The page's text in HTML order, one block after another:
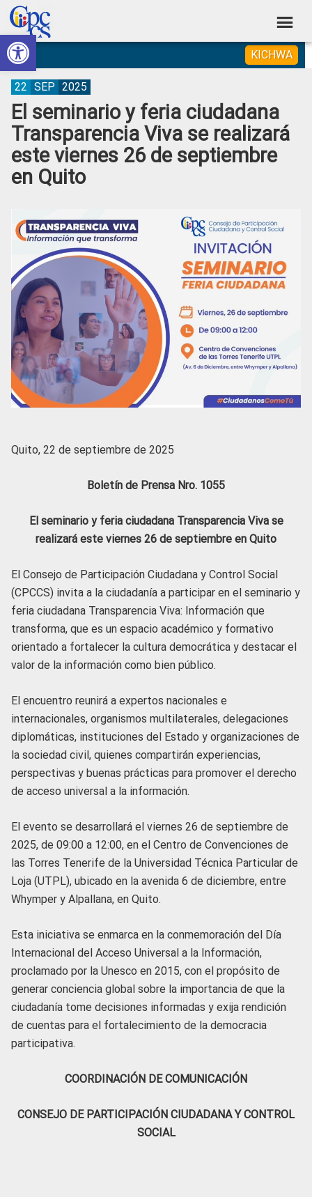
Abrir barra de herramientas
Skip
to
primary
navigation
Skip
to
main
content
Skip
to
primary
sidebar
Skip
to
footer
Consejo
de
Participación
Ciudadana
Control
Social
Construyendo
Poder
Ciudadano
KICHWA
El seminario y feria ciudadana
Transparencia Viva se realizará
este viernes 26 de septiembre
en Quito
22 SEP 2025
Quito, 22 de septiembre de 2025
Boletín de Prensa Nro. 1055
El seminario y feria ciudadana Transparencia Viva se
realizará este viernes 26 de septiembre en Quito
El Consejo de Participación Ciudadana y Control Social
(CPCCS) invita a la ciudadanía a participar en el seminario y
feria ciudadana Transparencia Viva: Información que
transforma, que es un espacio académico y formativo
orientado a fortalecer la cultura democrática y destacar el
valor de la información como bien público.
El encuentro reunirá a expertos nacionales e
internacionales, organismos multilaterales, delegaciones
diplomáticas, instituciones del Estado y organizaciones de
la sociedad civil, quienes compartirán experiencias,
perspectivas y buenas prácticas para promover el derecho
de acceso universal a la información.
El evento se desarrollará el viernes 26 de septiembre de
2025, de 09:00 a 12:00, en el Centro de Convenciones de
las Torres Tenerife de la Universidad Técnica Particular de
Loja (UTPL), ubicado en la avenida 6 de diciembre, entre
Whymper y Alpallana, en Quito.
Esta iniciativa se enmarca en la conmemoración del Día
Internacional del Acceso Universal a la Información,
proclamado por la Unesco en 2015, con el propósito de
generar conciencia global sobre la importancia de que la
ciudadanía tome decisiones informadas y exija rendición
de cuentas para el fortalecimiento de la democracia
participativa.
COORDINACIÓN DE COMUNICACIÓN
CONSEJO DE PARTICIPACIÓN CIUDADANA Y CONTROL
SOCIAL